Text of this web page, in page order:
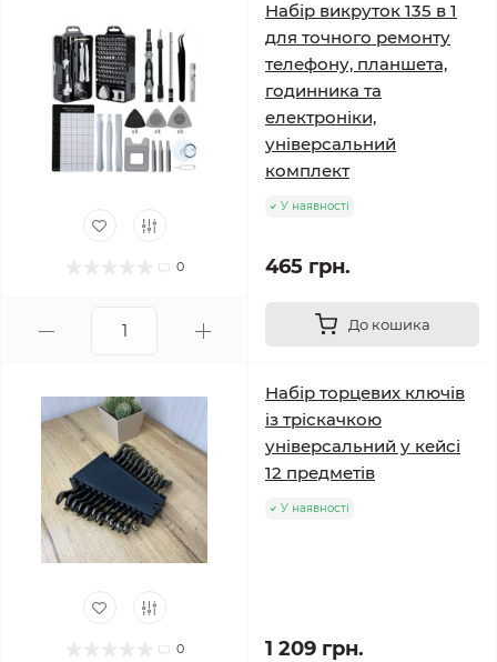
0
Набір викруток 135 в 1
для точного ремонту
телефону, планшета,
годинника та
електроніки,
універсальний
комплект
У наявності
465 грн.
До кошика
0
Набір торцевих ключів
із тріскачкою
універсальний у кейсі
12 предметів
У наявності
1 209 грн.